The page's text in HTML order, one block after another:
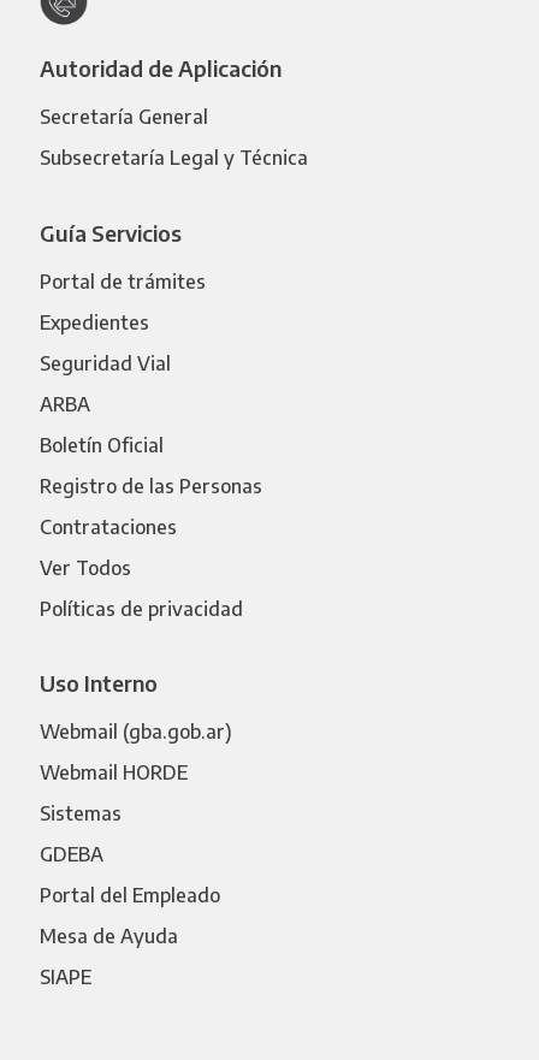
Autoridad de Aplicación
Secretaría General
Subsecretaría Legal y Técnica
Guía Servicios
Portal de trámites
Expedientes
Seguridad Vial
ARBA
Boletín Oficial
Registro de las Personas
Contrataciones
Ver Todos
Políticas de privacidad
Uso Interno
Webmail (gba.gob.ar)
Webmail HORDE
Sistemas
GDEBA
Portal del Empleado
Mesa de Ayuda
SIAPE